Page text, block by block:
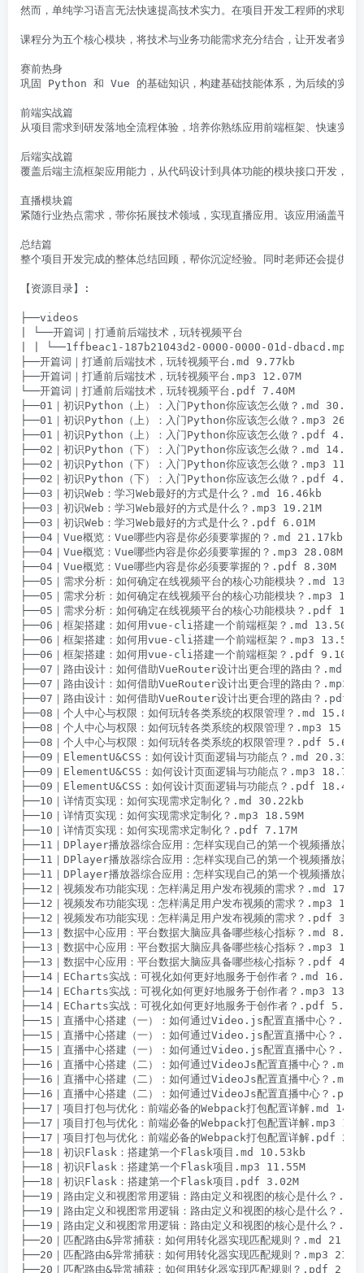
然而，单纯学习语言无法快速提高技术实力。在项目开发工程师的求职
课程分为五个核心模块，将技术与业务功能需求充分结合，让开发者实现
赛前热身
巩固 Python 和 Vue 的基础知识，构建基础技能体系，为后续的实战
前端实战篇
从项目需求到研发落地全流程体验，培养你熟练应用前端框架、快速实
后端实战篇
覆盖后端主流框架应用能力，从代码设计到具体功能的模块接口开发
直播模块篇
紧随行业热点需求，带你拓展技术领域，实现直播应用。该应用涵盖平
总结篇
整个项目开发完成的整体总结回顾，帮你沉淀经验。同时老师还会提供
【资源目录】:
├──videos
| └──开篇词｜打通前后端技术，玩转视频平台
| | └──1ffbeac1-187b21043d2-0000-0000-01d-dbacd.mp4
├──开篇词｜打通前后端技术，玩转视频平台.md 9.77kb
├──开篇词｜打通前后端技术，玩转视频平台.mp3 12.07M
└──开篇词｜打通前后端技术，玩转视频平台.pdf 7.40M
├──01｜初识Python（上）：入门Python你应该怎么做？.md
├──01｜初识Python（上）：入门Python你应该怎么做？.mp3
├──01｜初识Python（上）：入门Python你应该怎么做？.pdf 4.30M
├──02｜初识Python（下）：入门Python你应该怎么做？.md
├──02｜初识Python（下）：入门Python你应该怎么做？.mp3
├──02｜初识Python（下）：入门Python你应该怎么做？.pdf 4.30M
├──03｜初识Web：学习Web最好的方式是什么？.md 16.46kb
├──03｜初识Web：学习Web最好的方式是什么？.mp3 19.21M
├──03｜初识Web：学习Web最好的方式是什么？.pdf 6.01M
├──04｜Vue概览：Vue哪些内容是你必须要掌握的？.md 21.17kb
├──04｜Vue概览：Vue哪些内容是你必须要掌握的？.mp3 28.08M
├──04｜Vue概览：Vue哪些内容是你必须要掌握的？.pdf 8.30M
├──05｜需求分析：如何确定在线视频平台的核心功能模块？.md
├──05｜需求分析：如何确定在线视频平台的核心功能模块？.mp3
├──05｜需求分析：如何确定在线视频平台的核心功能模块？.pdf
├──06｜框架搭建：如何用vue-cli搭建一个前端框架？.md 13.50kb
├──06｜框架搭建：如何用vue-cli搭建一个前端框架？.mp3 13.50M
├──06｜框架搭建：如何用vue-cli搭建一个前端框架？.pdf 9.10M
├──07｜路由设计：如何借助VueRouter设计出更合理的路由？.md
├──07｜路由设计：如何借助VueRouter设计出更合理的路由？.mp3
├──07｜路由设计：如何借助VueRouter设计出更合理的路由？.pdf
├──08｜个人中心与权限：如何玩转各类系统的权限管理？.md
├──08｜个人中心与权限：如何玩转各类系统的权限管理？.mp3
├──08｜个人中心与权限：如何玩转各类系统的权限管理？.pdf 5.63M
├──09｜ElementU&CSS：如何设计页面逻辑与功能点？.md 20.33kb
├──09｜ElementU&CSS：如何设计页面逻辑与功能点？.mp3 18.79M
├──09｜ElementU&CSS：如何设计页面逻辑与功能点？.pdf 18.47M
├──10｜详情页实现：如何实现需求定制化？.md 30.22kb
├──10｜详情页实现：如何实现需求定制化？.mp3 18.59M
├──10｜详情页实现：如何实现需求定制化？.pdf 7.17M
├──11｜DPlayer播放器综合应用：怎样实现自己的第一个视频播放
├──11｜DPlayer播放器综合应用：怎样实现自己的第一个视频播放器
├──11｜DPlayer播放器综合应用：怎样实现自己的第一个视频播放
├──12｜视频发布功能实现：怎样满足用户发布视频的需求？.md
├──12｜视频发布功能实现：怎样满足用户发布视频的需求？.mp3
├──12｜视频发布功能实现：怎样满足用户发布视频的需求？.pdf
├──13｜数据中心应用：平台数据大脑应具备哪些核心指标？.md
├──13｜数据中心应用：平台数据大脑应具备哪些核心指标？.mp3
├──13｜数据中心应用：平台数据大脑应具备哪些核心指标？.pdf
├──14｜ECharts实战：可视化如何更好地服务于创作者？.md
├──14｜ECharts实战：可视化如何更好地服务于创作者？.mp3
├──14｜ECharts实战：可视化如何更好地服务于创作者？.pdf 5.80M
├──15｜直播中心搭建（一）：如何通过Video.js配置直播中心？
├──15｜直播中心搭建（一）：如何通过Video.js配置直播中心？
├──15｜直播中心搭建（一）：如何通过Video.js配置直播中心？
├──16｜直播中心搭建（二）：如何通过VideoJs配置直播中心？.md
├──16｜直播中心搭建（二）：如何通过VideoJs配置直播中心？
├──16｜直播中心搭建（二）：如何通过VideoJs配置直播中心？.pdf
├──17｜项目打包与优化：前端必备的Webpack打包配置详解.md
├──17｜项目打包与优化：前端必备的Webpack打包配置详解.mp3
├──17｜项目打包与优化：前端必备的Webpack打包配置详解.pdf
├──18｜初识Flask：搭建第一个Flask项目.md 10.53kb
├──18｜初识Flask：搭建第一个Flask项目.mp3 11.55M
├──18｜初识Flask：搭建第一个Flask项目.pdf 3.02M
├──19｜路由定义和视图常用逻辑：路由定义和视图的核心是什么？
├──19｜路由定义和视图常用逻辑：路由定义和视图的核心是什么？
├──19｜路由定义和视图常用逻辑：路由定义和视图的核心是什么？
├──20｜匹配路由&异常捕获：如何用转化器实现匹配规则？.md
├──20｜匹配路由&异常捕获：如何用转化器实现匹配规则？.mp3
├──20｜匹配路由&异常捕获：如何用转化器实现匹配规则？.pdf